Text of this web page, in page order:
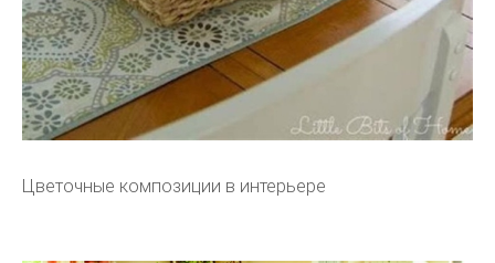
Цветочные композиции в интерьере